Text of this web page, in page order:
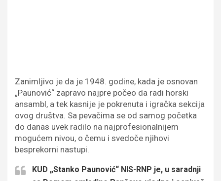
Zanimljivo je da je 1948. godine, kada je osnovan
„Paunović“ zapravo najpre počeo da radi horski
ansambl, a tek kasnije je pokrenuta i igračka sekcija
ovog društva. Sa pevačima se od samog početka
do danas uvek radilo na najprofesionalnijem
mogućem nivou, o čemu i svedoče njihovi
besprekorni nastupi.
KUD „Stanko Paunović“ NIS-RNP je, u saradnji